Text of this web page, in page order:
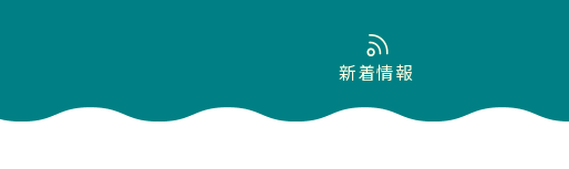
新着情報